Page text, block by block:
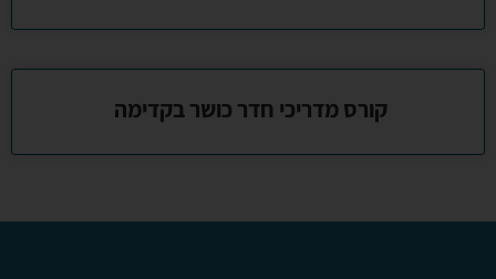
קורס מדריכי חדר כושר בקדימה